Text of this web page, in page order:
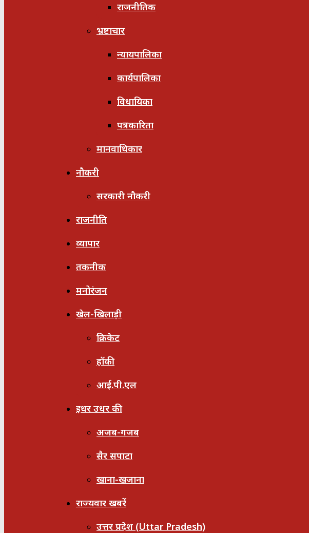
राजनीतिक
भ्रष्टाचार
न्यायपालिका
कार्यपालिका
विधायिका
पत्रकारिता
मानवाधिकार
नौकरी
सरकारी नौकरी
राजनीति
व्यापार
तकनीक
मनोरंजन
खेल-खिलाड़ी
क्रिकेट
हॉकी
आई.पी.एल
इधर उधर की
अजब-गजब
सैर सपाटा
खाना-खजाना
राज्यवार खबरें
उत्तर प्रदेश (Uttar Pradesh)